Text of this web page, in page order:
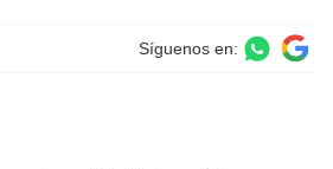
Síguenos en: